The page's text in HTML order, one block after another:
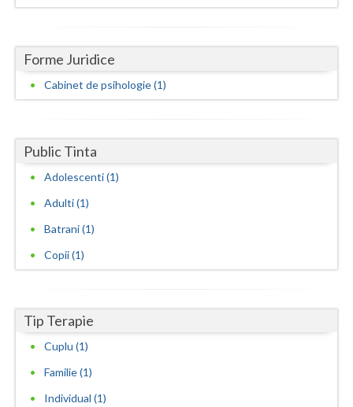
Hunedoara
Ialomita
Ilfov
Maramures
Mehedinti
Neamt
Prahova
Salaj
Satu-Mare
Forme Juridice
Cabinet de psihologie (1)
Public Tinta
Adolescenti (1)
Adulti (1)
Batrani (1)
Copii (1)
Tip Terapie
Cuplu (1)
Familie (1)
Individual (1)